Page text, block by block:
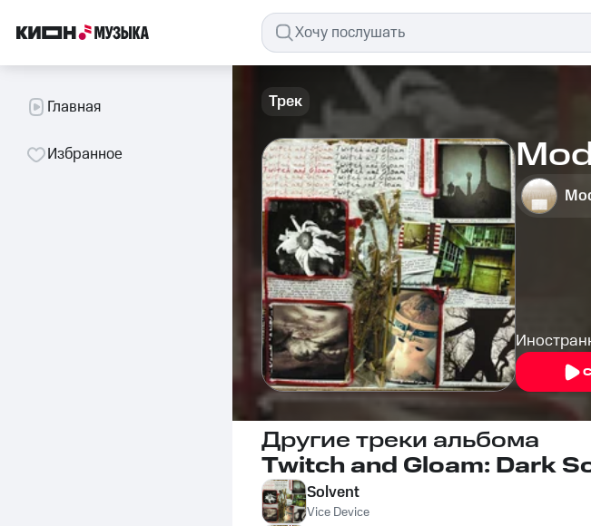
Главная
Избранное
Трек
Другие треки альбома
Twitch and Gloam: Dark
Solvent
Vice Device